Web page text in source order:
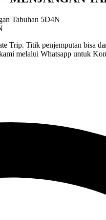
Tabuhan 5D4N
Titik penjemputan bisa
melalui Whatsapp untuk